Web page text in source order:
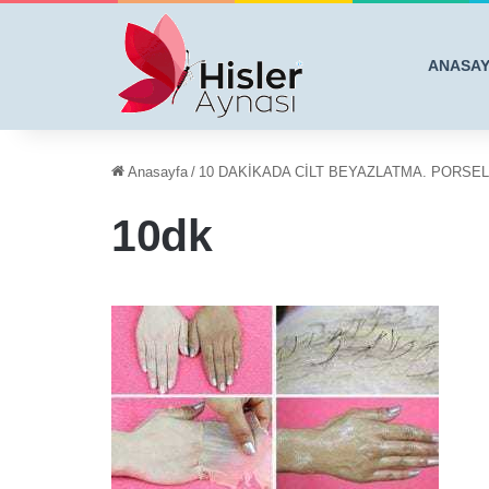
Anasayfa / 10 DAKİKADA CİLT BEYAZLATMA.
10dk